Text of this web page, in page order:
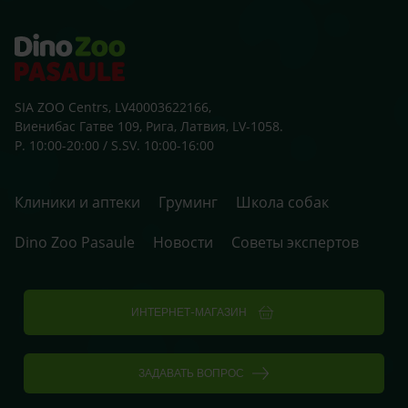
SIA ZOO Centrs, LV40003622166,
Виенибас Гатве 109, Рига, Латвия, LV-1058.
P. 10:00-20:00 / S.SV. 10:00-16:00
Клиники и аптеки Груминг
Школа собак
Dino Zoo Pasaule
Новости Советы экспертов
ИНТЕРНЕТ-МАГАЗИН
ЗАДАВАТЬ ВОПРОС